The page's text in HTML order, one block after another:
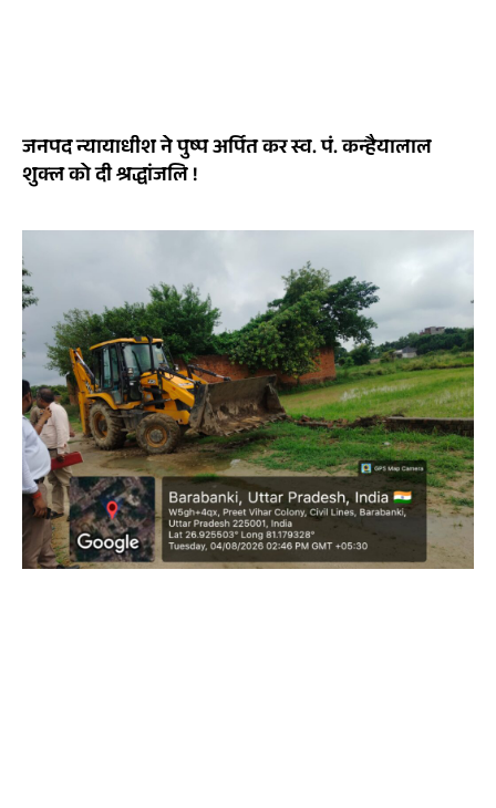
जनपद न्यायाधीश ने पुष्प अर्पित कर स्व. पं. कन्हैयालाल
शुक्ल को दी श्रद्धांजलि !